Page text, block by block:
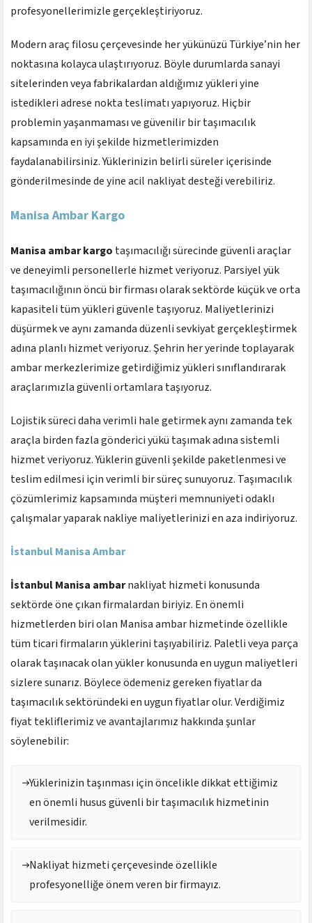
profesyonellerimizle gerçekleştiriyoruz.
Modern araç filosu çerçevesinde her yükünüzü Türkiye’nin her
noktasına kolayca ulaştırıyoruz. Böyle durumlarda sanayi
sitelerinden veya fabrikalardan aldığımız yükleri yine
istedikleri adrese nokta teslimatı yapıyoruz. Hiçbir
problemin yaşanmaması ve güvenilir bir taşımacılık
kapsamında en iyi şekilde hizmetlerimizden
faydalanabilirsiniz. Yüklerinizin belirli süreler içerisinde
gönderilmesinde de yine acil nakliyat desteği verebiliriz.
Manisa Ambar Kargo
Manisa ambar kargo taşımacılığı sürecinde güvenli araçlar
ve deneyimli personellerle hizmet veriyoruz. Parsiyel yük
taşımacılığının öncü bir firması olarak sektörde küçük ve orta
kapasiteli tüm yükleri güvenle taşıyoruz. Maliyetlerinizi
düşürmek ve aynı zamanda düzenli sevkiyat gerçekleştirmek
adına planlı hizmet veriyoruz. Şehrin her yerinde toplayarak
ambar merkezlerimize getirdiğimiz yükleri sınıflandırarak
araçlarımızla güvenli ortamlara taşıyoruz.
Lojistik süreci daha verimli hale getirmek aynı zamanda tek
araçla birden fazla gönderici yükü taşımak adına sistemli
hizmet veriyoruz. Yüklerin güvenli şekilde paketlenmesi ve
teslim edilmesi için verimli bir süreç sunuyoruz. Taşımacılık
çözümlerimiz kapsamında müşteri memnuniyeti odaklı
çalışmalar yaparak nakliye maliyetlerinizi en aza indiriyoruz.
İstanbul Manisa Ambar
İstanbul Manisa ambarnakliyat hizmeti konusunda
sektörde öne çıkan firmalardan biriyiz. En önemli
hizmetlerden biri olan Manisa ambar hizmetinde özellikle
tüm ticari firmaların yüklerini taşıyabiliriz. Paletli veya parça
olarak taşınacak olan yükler konusunda en uygun maliyetleri
sizlere sunarız. Böylece ödemeniz gereken fiyatlar da
taşımacılık sektöründeki en uygun fiyatlar olur. Verdiğimiz
fiyat tekliflerimiz ve avantajlarımız hakkında şunlar
söylenebilir:
Yüklerinizin taşınması için öncelikle dikkat ettiğimiz
en önemli husus güvenli bir taşımacılık hizmetinin
verilmesidir.
Nakliyat hizmeti çerçevesinde özellikle
profesyonelliğe önem veren bir firmayız.